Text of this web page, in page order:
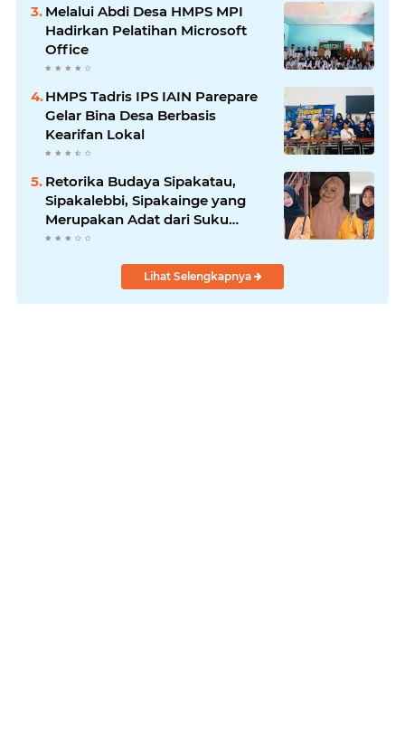
Melalui Abdi Desa HMPS MPI
Hadirkan Pelatihan Microsoft
Office
HMPS Tadris IPS IAIN Parepare
Gelar Bina Desa Berbasis
Kearifan Lokal
Retorika Budaya Sipakatau,
Sipakalebbi, Sipakainge yang
Merupakan Adat dari Suku
Bugis
Lihat Selengkapnya